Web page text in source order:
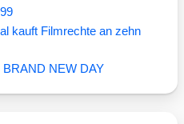
kauft Filmrechte an zehn
BRAND NEW DAY